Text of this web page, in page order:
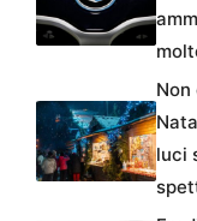
luci